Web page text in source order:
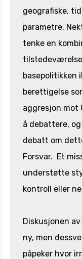
geografiske,
parametre.
tenke en
basepolitikken
berettigelse
aggresjon mot
å debattere,
debatt om
Forsvar. Et
understøtte
kontroll eller
Diskusjonen
ny, men
påpeker hvor